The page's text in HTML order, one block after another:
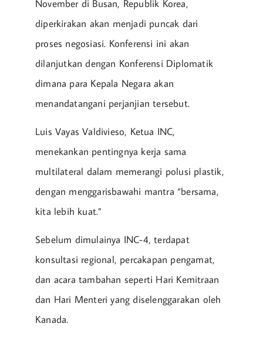
November di Busan, Republik Korea,
diperkirakan akan menjadi puncak dari
proses negosiasi. Konferensi ini akan
dilanjutkan dengan Konferensi Diplomatik
dimana para Kepala Negara akan
menandatangani perjanjian tersebut.
Luis Vayas Valdivieso, Ketua INC,
menekankan pentingnya kerja sama
multilateral dalam memerangi polusi plastik,
dengan menggarisbawahi mantra “bersama,
kita lebih kuat.”
Sebelum dimulainya INC-4, terdapat
konsultasi regional, percakapan pengamat,
dan acara tambahan seperti Hari Kemitraan
dan Hari Menteri yang diselenggarakan oleh
Kanada.